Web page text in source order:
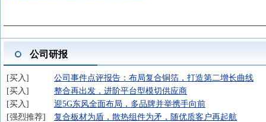
公司研报
买入
公司事件点评报告：布局复合铜箔，打造第二增长曲线
买入
整合再出发，进阶平台型模切供应商
买入
迎5G东风全面布局，多品牌并举携手向前
强烈推荐
复合板材为盾，散热组件为矛，随优质客户再起航